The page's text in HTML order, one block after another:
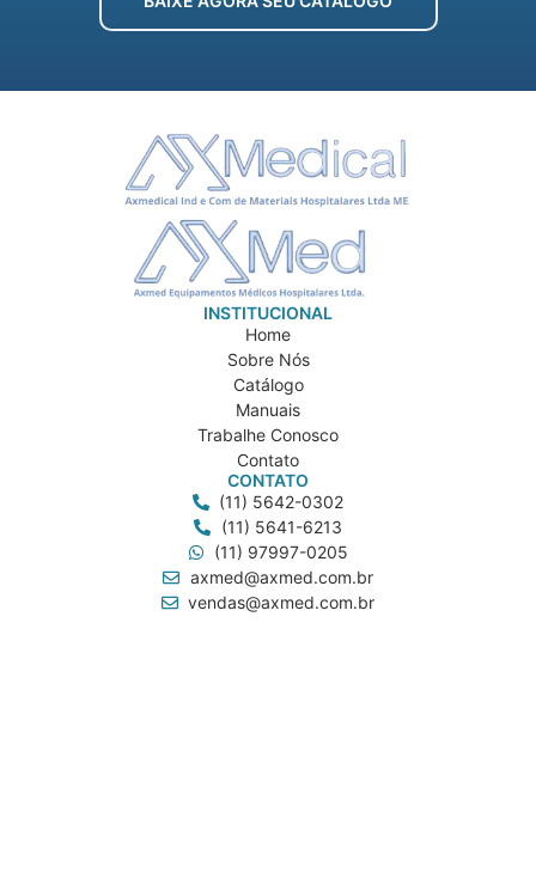
INSTITUCIONAL
Home
Sobre Nós
Catálogo
Manuais
Trabalhe Conosco
Contato
CONTATO
(11) 5642-0302
(11) 5641-6213
(11) 97997-0205
axmed@axmed.com.br
vendas@axmed.com.br